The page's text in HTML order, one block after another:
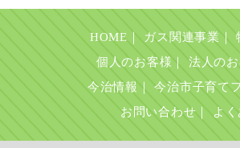
HOME ガス関連事業
個人のお客様
法人の
今治情報
今治市子育て
お問い合わせ
よ